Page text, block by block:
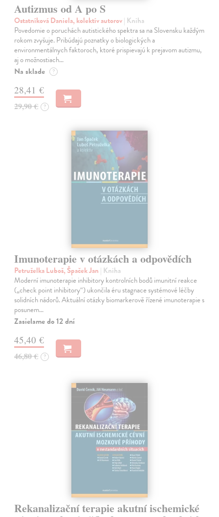
Autizmus od A po S
Ostatníková Daniela, kolektív autorov| Kniha
Povedomie o poruchách autistického spektra sa na Slovensku každým
rokom zvyšuje. Pribúdajú poznatky o biologických a
environmentálnych faktoroch, ktoré prispievajú k prejavom autizmu,
aj o možnostiach…
Na sklade ?
28,41 €
29,90 € ?
Imunoterapie v otázkách a odpovědích
Petruželka Luboš, Špaček Jan | Kniha
Moderní imunoterapie inhibitory kontrolních bodů imunitní reakce
(„check point inhibitory“) ukončila éru stagnace systémové léčby
solidních nádorů. Aktuální otázky biomarkerově řízené imunoterapie s
posunem…
Zasielame do 12 dní
45,40 €
46,80 € ?
Rekanalizační terapie akutní ischemické